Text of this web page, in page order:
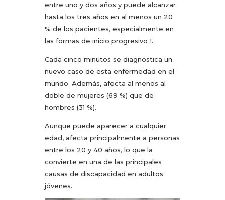
entre uno y dos años y puede alcanzar
hasta los tres años en al menos un 20
% de los pacientes, especialmente en
las formas de inicio progresivo 1.
Cada cinco minutos se diagnostica un
nuevo caso de esta enfermedad en el
mundo. Además, afecta al menos al
doble de mujeres (69 %) que de
hombres (31 %).
Aunque puede aparecer a cualquier
edad, afecta principalmente a personas
entre los 20 y 40 años, lo que la
convierte en una de las principales
causas de discapacidad en adultos
jóvenes.